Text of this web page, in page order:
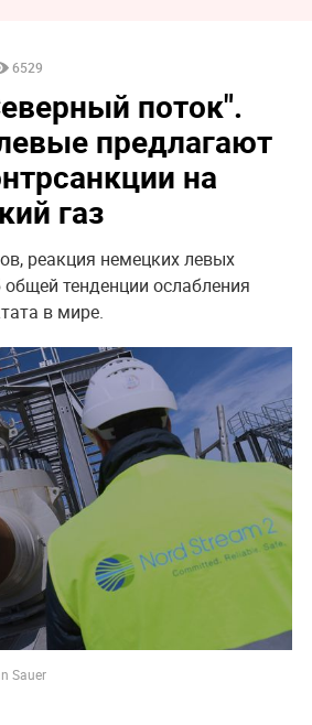
6529
поток".
предлагают
на
газ
реакция немецких левых
общей тенденции ослабления
в мире.
Sauer